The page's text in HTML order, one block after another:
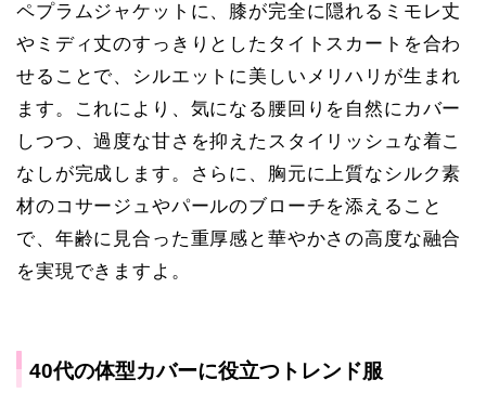
ペプラムジャケットに、膝が完全に隠れるミモレ丈
やミディ丈のすっきりとしたタイトスカートを合わ
せることで、シルエットに美しいメリハリが生まれ
ます。これにより、気になる腰回りを自然にカバー
しつつ、過度な甘さを抑えたスタイリッシュな着こ
なしが完成します。さらに、胸元に上質なシルク素
材のコサージュやパールのブローチを添えること
で、年齢に見合った重厚感と華やかさの高度な融合
を実現できますよ。
40代の体型カバーに役立つトレンド服